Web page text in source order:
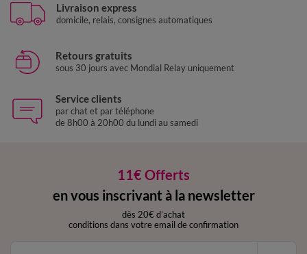
Livraison express
domicile, relais, consignes automatiques
Retours gratuits
sous 30 jours avec Mondial Relay uniquement
Service clients
par chat et par téléphone
de 8h00 à 20h00 du lundi au samedi
11€ Offerts
en vous inscrivant à la newsletter
dès 20€ d’achat
conditions dans votre email de confirmation